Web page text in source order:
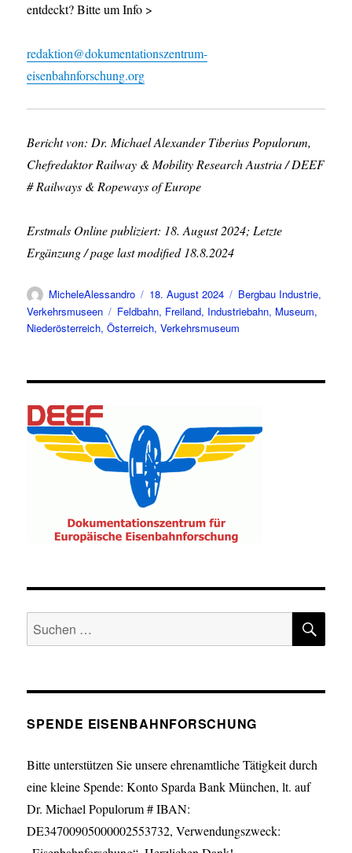
entdeckt? Bitte um Info >
redaktion@dokumentationszentrum-
eisenbahnforschung.org
Bericht von: Dr. Michael Alexander Tiberius Populorum,
Chefredaktor Railway & Mobility Research Austria / DEEF
# Railways & Ropeways of Europe
Erstmals Online publiziert: 18. August 2024; Letzte
Ergänzung / page last modified 18.8.2024
Autor
MicheleAlessandro
Veröffentlicht
am
18. August 2024 Kategorien
Bergbau Industrie,
Verkehrsmuseen
Schlagwörter
Feldbahn, Freiland, Industriebahn, Museum,
Niederösterreich,Österreich,Verkehrsmuseum
Suche
nach:
SPENDE EISENBAHNFORSCHUNG
Bitte unterstützen Sie unsere ehrenamtliche Tätigkeit durch
eine kleine Spende: Konto Sparda Bank München, lt. auf
Dr. Michael Populorum # IBAN:
DE34700905000002553732, Verwendungszweck: